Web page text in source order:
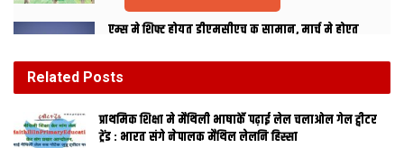
एम्स मे शिफ्ट होयत डीएमसीएच क सामान, मार्च मे होएत
लोकनि, 29 कए जायतीह बेंगलुरु
Related Posts
प्राथमिक शि‍क्षा मे मैथि‍ली भाषाकेँ पढ़ाई लेल चलाओल गेल ट्वीटर
ट्रेंड : भारत संगे नेपालक मैथिल लेलनि हिस्सा